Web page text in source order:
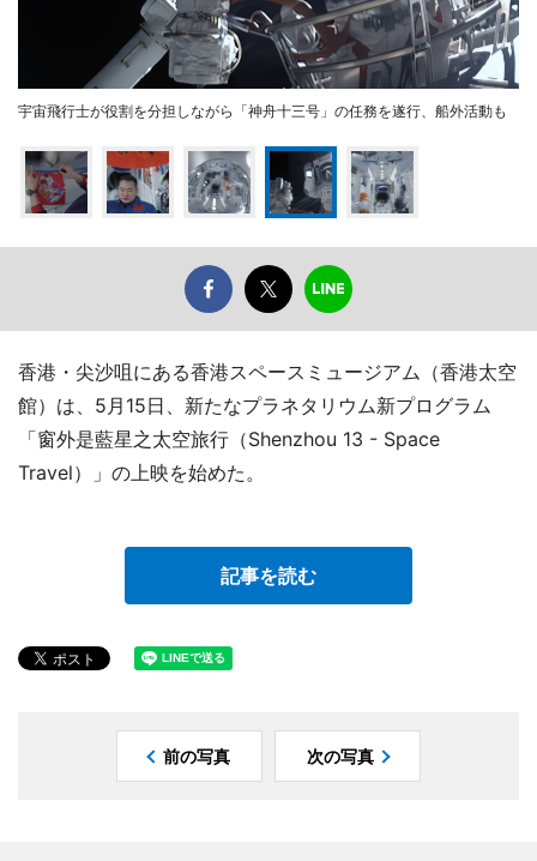
宇宙飛行士が役割を分担しながら「神舟十三号」の任務を遂行、船外活動も
香港・尖沙咀にある香港スペースミュージアム（香港太空
館）は、5月15日、新たなプラネタリウム新プログラム
「窗外是藍星之太空旅行（Shenzhou 13 - Space
Travel）」の上映を始めた。
記事を読む
前の写真 次の写真